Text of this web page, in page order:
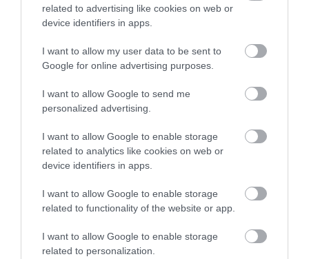
related to advertising like cookies on web or
device identifiers in apps.
I want to allow my user data to be sent to
Google for online advertising purposes.
I want to allow Google to send me
personalized advertising.
I want to allow Google to enable storage
related to analytics like cookies on web or
device identifiers in apps.
I want to allow Google to enable storage
related to functionality of the website or app.
I want to allow Google to enable storage
related to personalization.
A TUDÓSOK 262 ÚJ FAJT
NEVEZTEK MEG, ÉS A FÖLD
KORAI MÉG MINDENTUDÓNAK
HINNI MAGUNKAT
ÖTVEN ÉVIG ROSSZ NÉVEN
LAPULT EGY KARDFOGÚ
VALAKI VÉGRE RÁNÉZETT